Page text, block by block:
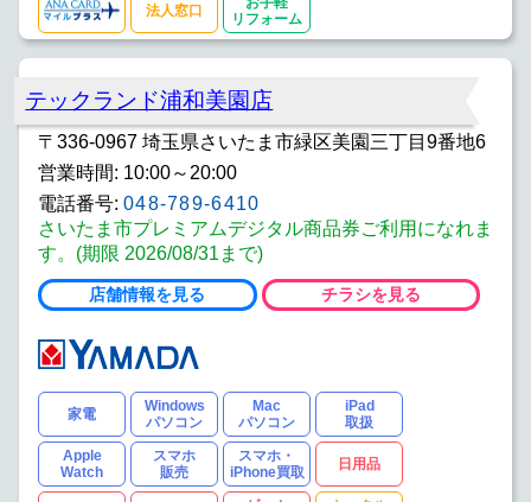
法人窓口
リフォーム
テックランド浦和美園店
〒336-0967 埼玉県さいたま市緑区美園三丁目9番地6
営業時間: 10:00～20:00
電話番号: 048-789-6410
さいたま市プレミアムデジタル商品券ご利用になれま
す。(期限 2026/08/31まで)
店舗情報を見る チラシを見る
家電
Windows
パソコン
Mac
パソコン
iPad
取扱
Apple
Watch
スマホ
販売
スマホ・
iPhone買取
日用品